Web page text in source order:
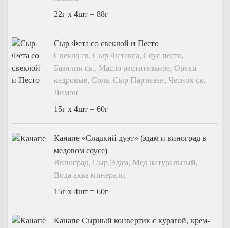
На 25 человек
На 60 человек
На новый год
На 23 февраля
На 8 марта
На выпускной
Ритуальный кейтеринг
На съемки
Балашиха
Внуково
Долгопрудный
Железнодорожный
Жуковский
Красногорск
Королев
Люберцы
Десерты
Пирожные
Конфеты
Напитки
Соусы
Ритуальный кейтеринг
Услуги и предоплата
22г x 4шт = 88г
Сыр Фета со свеклой и Песто
Свекла св, Сыр Фетакса, Соус песто,
Базилик св., Масло растительное, Орехи
кедровые, Соль, Сыр Пармезан, Чеснок св,
Лимон
15г x 4шт = 60г
Канапе «Сладкий дуэт» (эдам и виноград в
медовом соусе)
Виноград, Сыр Эдам, Мед натуральный,
Вода аква минерали
15г x 4шт = 60г
Канапе Сырный конвертик с курагой, крем-